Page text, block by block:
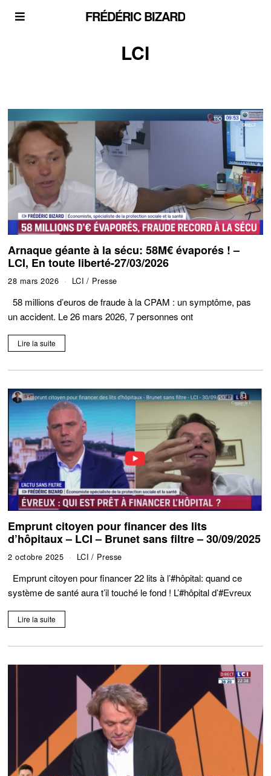
FRÉDÉRIC BIZARD
LCI
Arnaque géante à la sécu: 58M€ évaporés ! –
LCI, En toute liberté-27/03/2026
28 mars 2026 LCI / Presse
58 millions d’euros de fraude à la CPAM : un symptôme, pas
un accident. Le 26 mars 2026, 7 personnes ont
Lire la suite
Emprunt citoyen pour financer des lits
d’hôpitaux – LCI – Brunet sans filtre – 30/09/2025
2 octobre 2025 LCI / Presse
Emprunt citoyen pour financer 22 lits à l’#hôpital: quand ce
système de santé aura t’il touché le fond ! L’#hôpital d’#Evreux
Lire la suite